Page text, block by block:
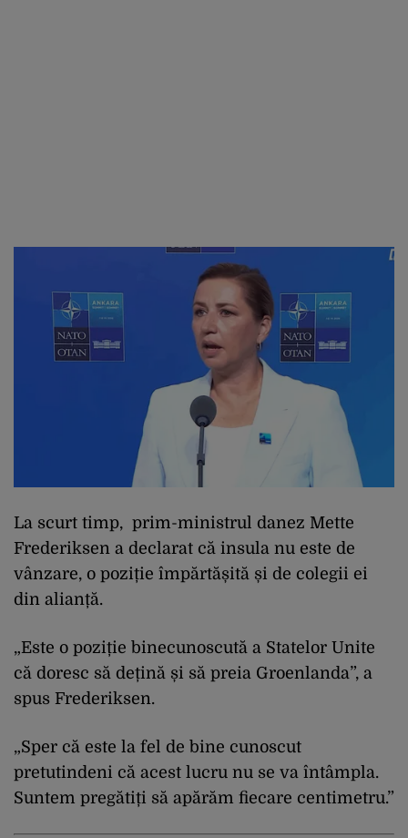
La scurt timp, prim-ministrul danez Mette
Frederiksen a declarat că insula nu este de
vânzare, o poziție împărtășită și de colegii ei
din alianță.
„Este o poziție binecunoscută a Statelor Unite
că doresc să dețină și să preia Groenlanda”, a
spus Frederiksen.
„Sper că este la fel de bine cunoscut
pretutindeni că acest lucru nu se va întâmpla.
Suntem pregătiți să apărăm fiecare centimetru.”